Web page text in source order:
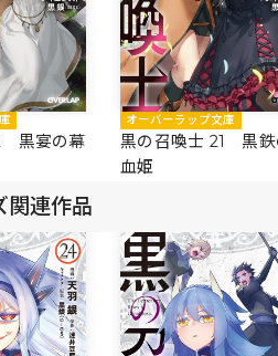
黒宴の幕
オーバーラップ文庫
黒の召喚士 21 黒鉄
血姫
関連作品